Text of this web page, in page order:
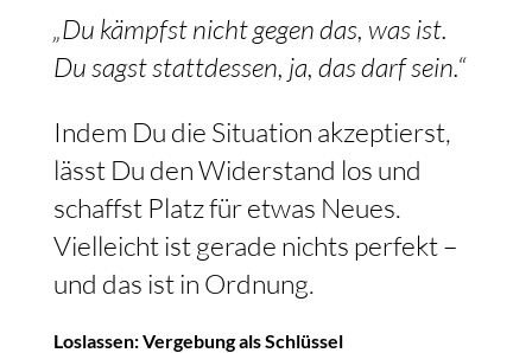
„Du kämpfst nicht gegen das, was ist.
Du sagst stattdessen, ja, das darf sein.“
Indem Du die Situation akzeptierst,
lässt Du den Widerstand los und
schaffst Platz für etwas Neues.
Vielleicht ist gerade nichts perfekt –
und das ist in Ordnung.
Loslassen: Vergebung als Schlüssel